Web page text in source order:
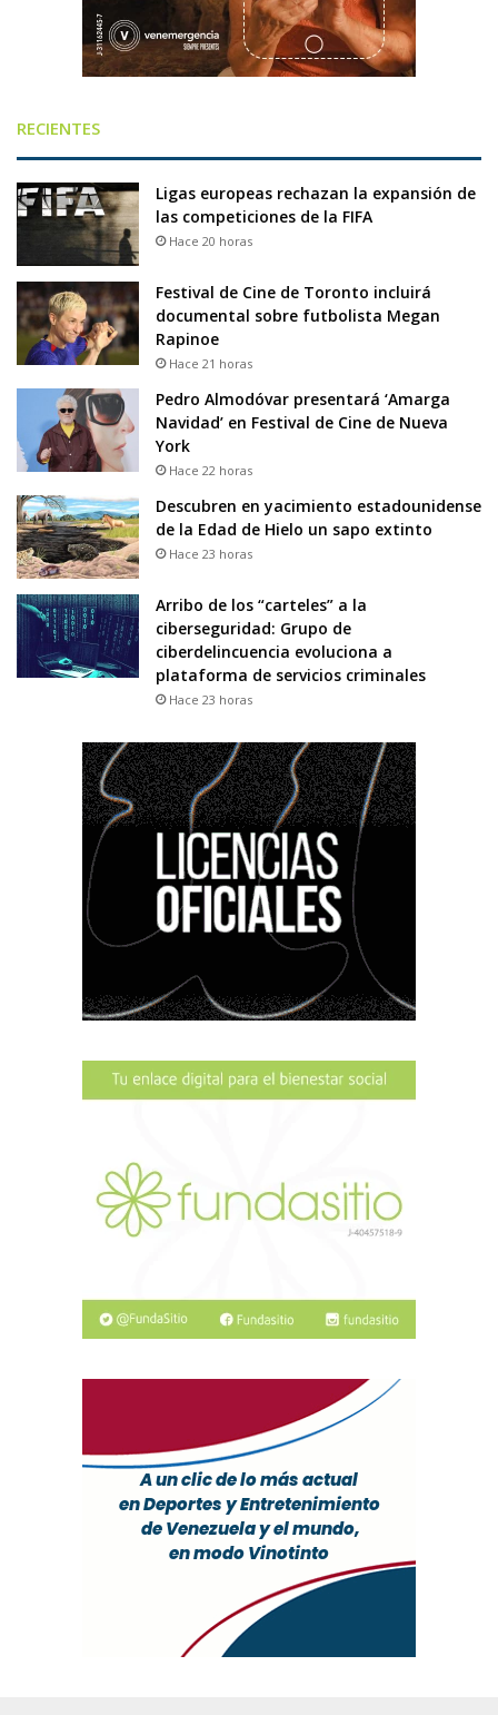
RECIENTES
Ligas europeas rechazan la expansión de
las competiciones de la FIFA
Hace 20 horas
Festival de Cine de Toronto incluirá
documental sobre futbolista Megan
Rapinoe
Hace 21 horas
Pedro Almodóvar presentará ‘Amarga
Navidad’ en Festival de Cine de Nueva
York
Hace 22 horas
Descubren en yacimiento estadounidense
de la Edad de Hielo un sapo extinto
Hace 23 horas
Arribo de los “carteles” a la
ciberseguridad: Grupo de
ciberdelincuencia evoluciona a
plataforma de servicios criminales
Hace 23 horas